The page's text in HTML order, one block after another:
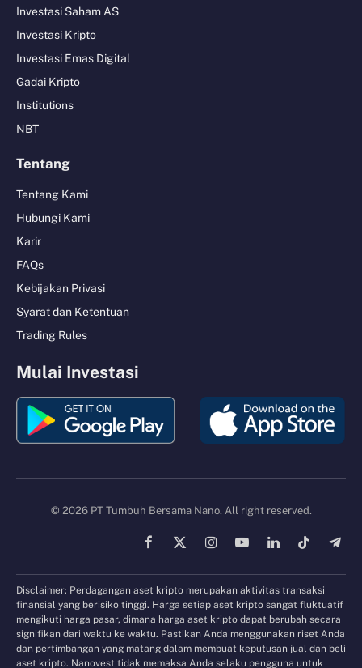
Investasi Saham AS
Investasi Kripto
Investasi Emas Digital
Gadai Kripto
Institutions
NBT
Tentang
Tentang Kami
Hubungi Kami
Karir
FAQs
Kebijakan Privasi
Syarat dan Ketentuan
Trading Rules
Mulai Investasi
© 2026 PT Tumbuh Bersama Nano. All right reserved.
Facebook
X
InstagramYouTubeLinkedInTikTok
Disclaimer: Perdagangan aset kripto merupakan aktivitas transaksi
finansial yang berisiko tinggi. Harga setiap aset kripto sangat fluktuatif
mengikuti harga pasar, dimana harga aset kripto dapat berubah secara
signifikan dari waktu ke waktu. Pastikan Anda menggunakan riset Anda
dan pertimbangan yang matang dalam membuat keputusan jual dan beli
aset kripto. Nanovest tidak memaksa Anda selaku pengguna untuk